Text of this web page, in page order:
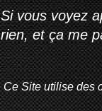
Si vous voyez
rien, et ça me
Ce Site utilise des